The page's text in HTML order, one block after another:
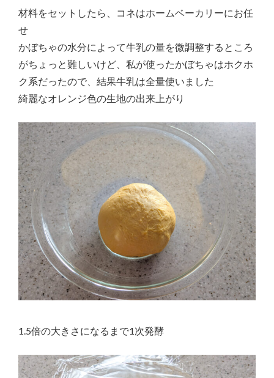
材料をセットしたら、コネはホームベーカリーにお任
せ
かぼちゃの水分によって牛乳の量を微調整するところ
がちょっと難しいけど、私が使ったかぼちゃはホクホ
ク系だったので、結果牛乳は全量使いました
綺麗なオレンジ色の生地の出来上がり
1.5倍の大きさになるまで1次発酵